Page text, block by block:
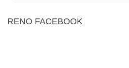
RENO FACEBOOK